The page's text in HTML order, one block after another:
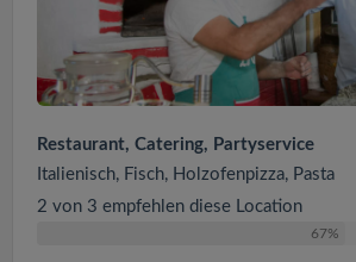
Restaurant, Catering, Partyservice
Italienisch, Fisch, Holzofenpizza, Pasta
2 von 3 empfehlen diese Location
67%